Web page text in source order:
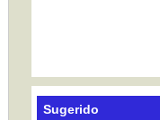
Sugerido